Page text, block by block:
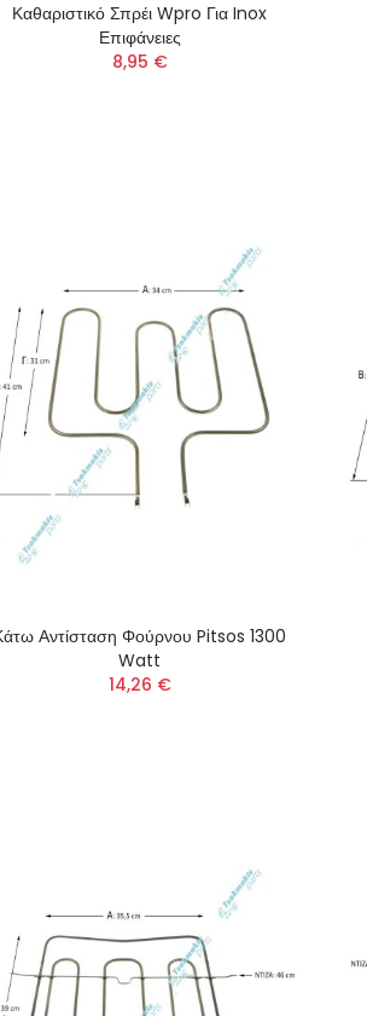
Καθαριστικό Σπρέι Wpro Για Inox
Επιφάνειες
8,95 €
Αντίσταση Φούρνου Pitsos 1300
Watt
14,26 €